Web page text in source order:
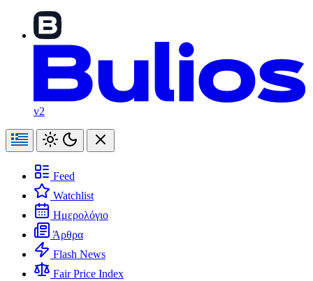
v2
Feed
Watchlist
Ημερολόγιο
Άρθρα
Flash News
Fair Price Index